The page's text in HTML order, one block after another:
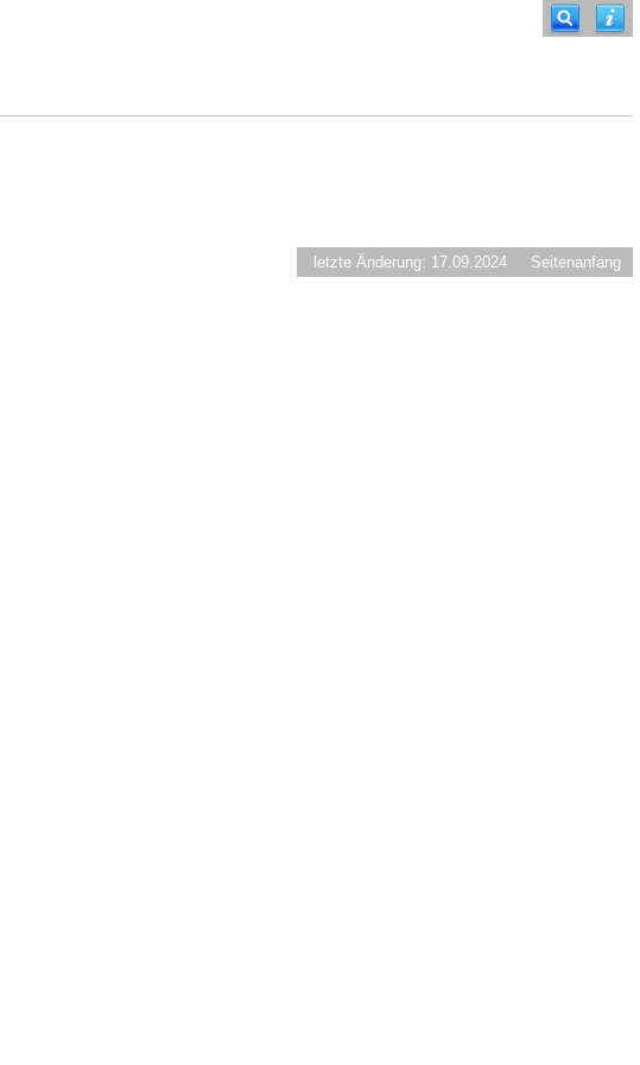
letzte Änderung: 17.09.2024 Seitenanfang